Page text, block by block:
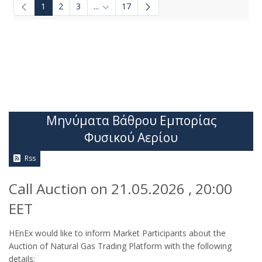
1 2 3 ... Ενδιάμεσες σελίδες Use TAB to navigate.
17
Μηνύματα Βάθρου Εμπορίας
Φυσικού Αερίου
Rss
Call Auction on 21.05.2026 , 20:00
EET
HEnEx would like to inform Market Participants about the
Auction of Natural Gas Trading Platform with the following
details: